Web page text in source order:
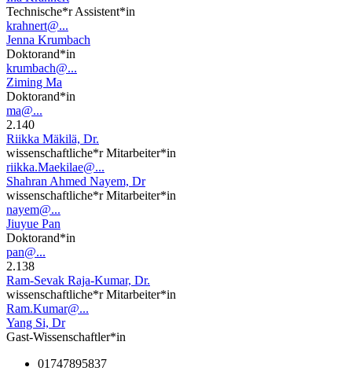
Technische*r Assistent*in
krahnert@...
Jenna Krumbach
Doktorand*in
krumbach@...
Ziming Ma
Doktorand*in
ma@...
2.140
Riikka Mäkilä, Dr.
wissenschaftliche*r Mitarbeiter*in
riikka.Maekilae@...
Shahran Ahmed Nayem, Dr
wissenschaftliche*r Mitarbeiter*in
nayem@...
Jiuyue Pan
Doktorand*in
pan@...
2.138
Ram-Sevak Raja-Kumar, Dr.
wissenschaftliche*r Mitarbeiter*in
Ram.Kumar@...
Yang Si, Dr
Gast-Wissenschaftler*in
01747895837